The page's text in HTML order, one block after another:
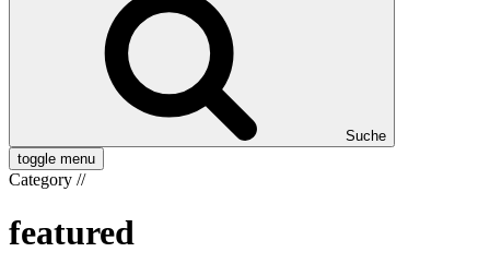
Suche
toggle menu
Category //
featured